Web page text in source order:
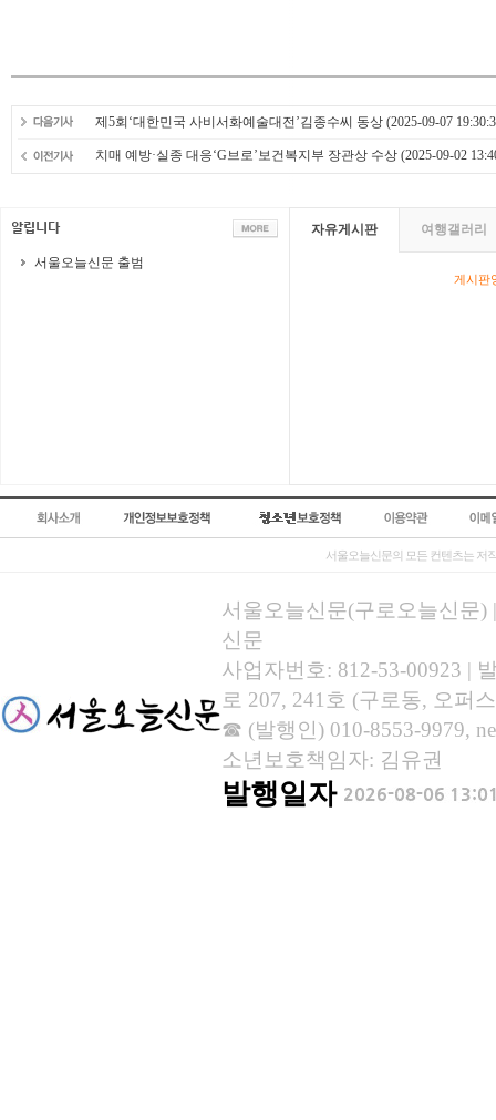
제5회‘대한민국 사비서화예술대전’김종수씨 동상 (2025-09-07
치매 예방·실종 대응‘G브로’보건복지부 장관상 수상 (2025-09-02
서울오늘신문 출범
자유게시판 여행갤러리
게시판
서울오늘신문의 모든 컨텐츠는 저
서울오늘신문(구로오늘신문)
신문
사업자번호: 812-53-00923 |
로 207, 241호 (구로동, 오퍼
☎ (발행인) 010-8553-9979,
소년보호책임자: 김유권
발행일자